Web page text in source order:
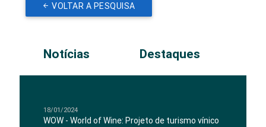
VOLTAR A PESQUISA
Notícias Destaques
18/01/2024
WOW - World of Wine: Projeto de turismo vínico